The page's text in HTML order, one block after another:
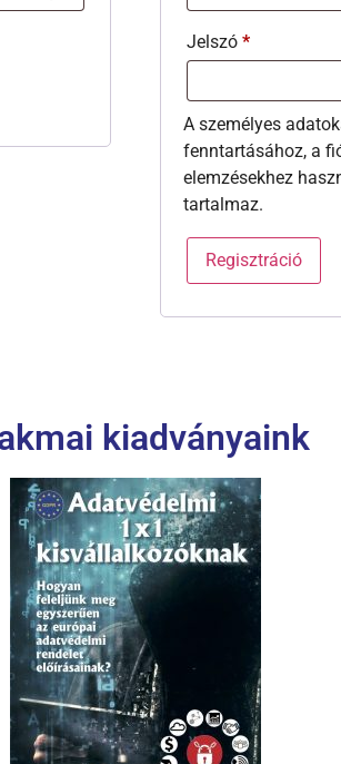
Jelszó*
A személyes
fenntartásához, a
elemzésekhez
tartalmaz.
Regisztráció
kiadványaink